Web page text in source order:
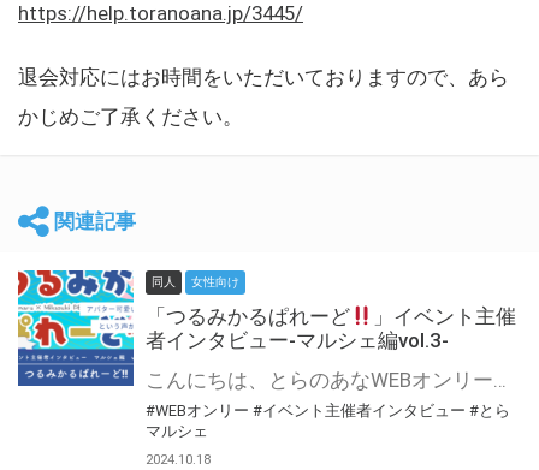
https://help.toranoana.jp/3445/
退会対応にはお時間をいただいておりますので、あら
かじめご了承ください。
関連記事
同人 女性向け
「つるみかるぱれーど
」イベント主催
者インタビュー-マルシェ編vol.3-
こんにちは、とらのあなWEBオンリー運営スタッフです。 新たにお届けする、イベント主催者インタビュー-マルシェ編-は、 とらのあなWEBオンリー「マルシェ」をご利用した主催様に 「マルシェ」を使って開催した感想や心がけをお聞きする企画です。 今回は、WEBオンリー初開催「つるみかるぱれーど
#WEBオンリー #イベント主催者インタビュー #とら
マルシェ
2024.10.18